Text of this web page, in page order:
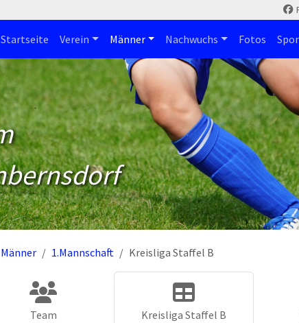
Startseite Verein Männer Nachwuchs Fotos
Männer 1.Mannschaft Kreisliga Staffel B
Team Kreisliga Staffel B